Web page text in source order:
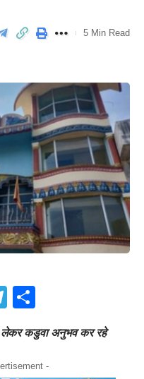
5 Min Read
Telegram
लेकर कडुवा अनुभव कर रहे
-